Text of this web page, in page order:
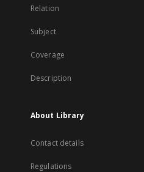
Relation
Subject
Coverage
Description
About Library
Contact details
Regulations